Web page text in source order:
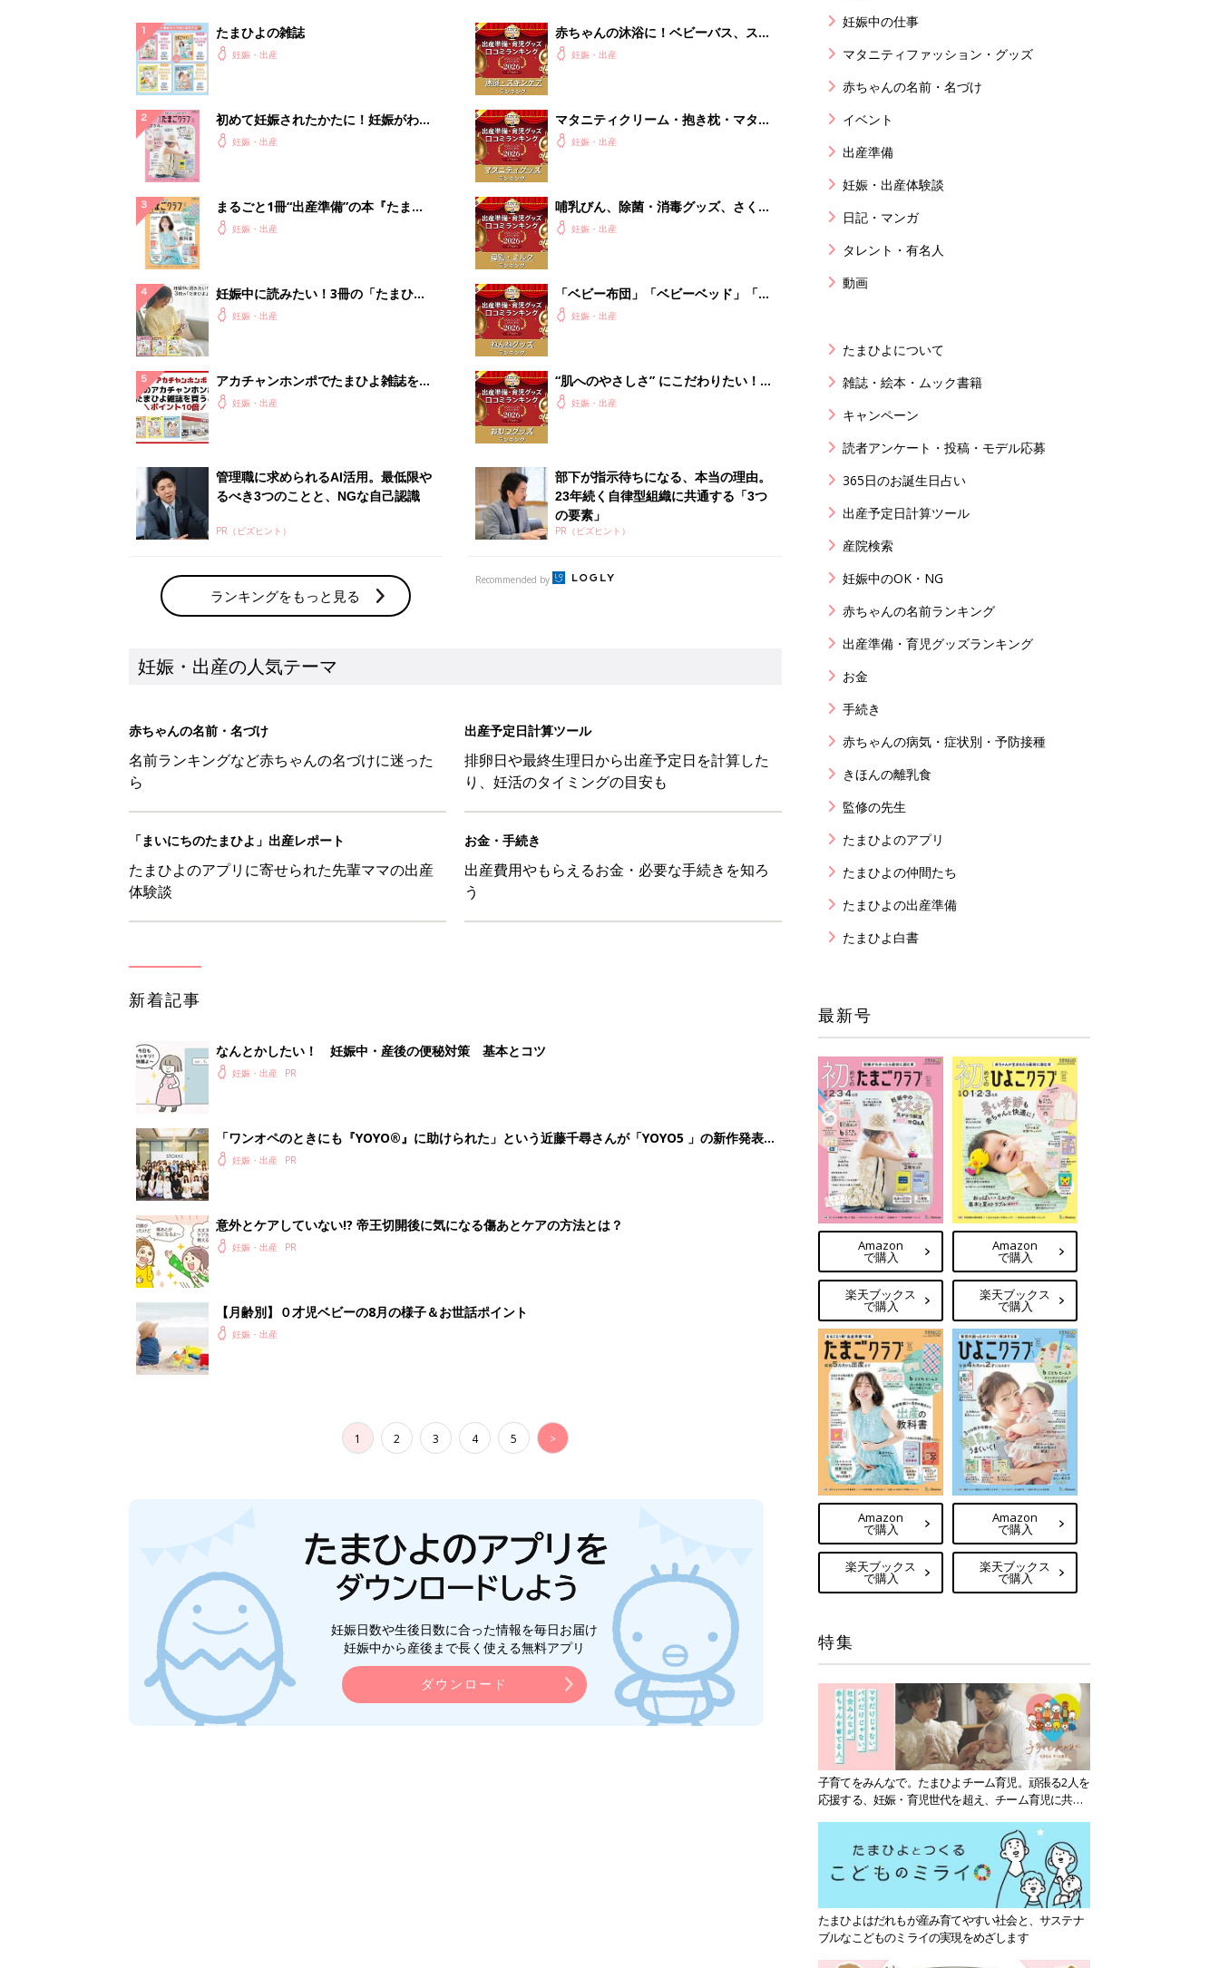
たまひよの雑誌
妊娠・出産
初めて妊娠されたかたに！妊娠がわか
ったら最初に読む本『初めてのたまご
妊娠・出産
まるごと1冊“出産準備”の本『たまご
クラブ 夏号』〈スペシャル大特集〉
妊娠・出産
妊娠中に読みたい！3冊の「たまひ
よ」妊娠・出産
アカチャンホンポでたまひよ雑誌を買
うとポイント10倍【期間限定】
妊娠・出産
管理職に求められるAI活用。最低限や
るべき3つのことと、NGな自己認識
PR（ビズヒント）
ランキングをもっと見る
赤ちゃんの沐浴に！ベビーバス、スキ
ンケアグッズ口コミ人気ランキング
妊娠・出産
マタニティクリーム・抱き枕・マタニ
ティインナー・葉酸 口コミ人気ラン
妊娠・出産
哺乳びん、除菌・消毒グッズ、さく乳
器、授乳グッズで最もママ・パパの支
妊娠・出産
「ベビー布団」「ベビーベッド」「バ
ウンサー」赤ちゃんのねんね環境を整
妊娠・出産
“肌へのやさしさ” にこだわりたい！
ママ・パパが選ぶおむつグッズ8選
妊娠・出産
部下が指示待ちになる、本当の理由。
23年続く自律型組織に共通する「3つ
の要素」
PR（ビズヒント）
Recommended by
妊娠・出産の人気テーマ
赤ちゃんの名前・名づけ
名前ランキングなど赤ちゃんの名づけに迷った
ら
出産予定日計算ツール
排卵日や最終生理日から出産予定日を計算した
り、妊活のタイミングの目安も
「まいにちのたまひよ」出産レポート
たまひよのアプリに寄せられた先輩ママの出産
体験談
お金・手続き
出産費用やもらえるお金・必要な手続きを知ろ
う
新着記事
なんとかしたい！ 妊娠中・産後の便秘対策 基本とコツ
妊娠・出産
「ワンオペのときにも『YOYO®』に助けられた」という近藤千尋さんが「YOYO5 」の新作発表
会に登場。「YOYO®」を愛用し続けている魅力とは!?
妊娠・出産
意外とケアしていない!? 帝王切開後に気になる傷あとケアの方法とは？
妊娠・出産
【月齢別】０才児ベビーの8月の様子＆お世話ポイント
妊娠・出産
1 2 3 4 5 >
妊娠日数や生後日数に合った情報を毎日お届け
妊娠中から産後まで長く使える無料アプリ
ダウンロード
妊娠中の仕事
マタニティファッション・グッズ
赤ちゃんの名前・名づけ
イベント
出産準備
妊娠・出産体験談
日記・マンガ
タレント・有名人
動画
たまひよについて
雑誌・絵本・ムック書籍
キャンペーン
読者アンケート・投稿・モデル応募
365日のお誕生日占い
出産予定日計算ツール
産院検索
妊娠中のOK・NG
赤ちゃんの名前ランキング
出産準備・育児グッズランキング
お金
手続き
赤ちゃんの病気・症状別・予防接種
きほんの離乳食
監修の先生
たまひよのアプリ
たまひよの仲間たち
たまひよの出産準備
たまひよ白書
最新号
Amazon
で購入
楽天ブックス
で購入
Amazon
で購入
楽天ブックス
で購入
Amazon
で購入
楽天ブックス
で購入
Amazon
で購入
楽天ブックス
で購入
特集
子育てをみんなで。たまひよチーム育児。頑張る2人を
応援する、妊娠・育児世代を超え、チーム育児に共感
たまひよはだれもが産み育てやすい社会と、サステナ
ブルなこどものミライの実現をめざします